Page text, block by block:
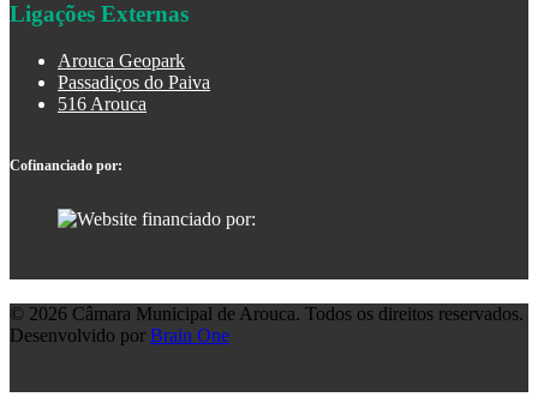
Ligações Externas
Arouca Geopark
Passadiços do Paiva
516 Arouca
Cofinanciado por:
© 2026 Câmara Municipal de Arouca. Todos os direitos reservados.
Desenvolvido por Brain One